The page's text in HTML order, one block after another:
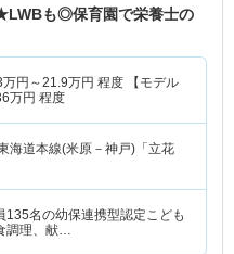
も◎保育園で栄養士の
万円～21.9万円 程度 【モデル
万円 程度
海道本線(米原－神戸)「立花
135名の幼保連携型認定こども
調理、献…